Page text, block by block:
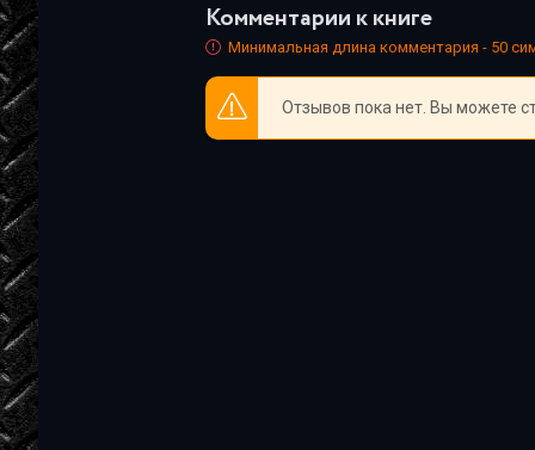
30-31
Комментарии к книге
Минимальная длина комментария - 50
Отзывов пока нет. Вы можете